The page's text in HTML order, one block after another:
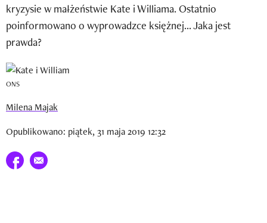
Mój profil / Zarejestruj się
kryzysie w małżeństwie Kate i Williama. Ostatnio
poinformowano o wyprowadzce księżnej... Jaka jest
prawda?
ONS
Milena Majak
Opublikowano: piątek, 31 maja 2019 12:32
Udostępnij na facebook
E-mail do przyjaciela